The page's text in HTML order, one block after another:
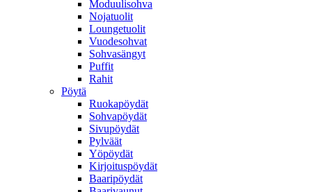
Moduulisohva
Nojatuolit
Loungetuolit
Vuodesohvat
Sohvasängyt
Puffit
Rahit
Pöytä
Ruokapöydät
Sohvapöydät
Sivupöydät
Pylväät
Yöpöydät
Kirjoituspöydät
Baaripöydät